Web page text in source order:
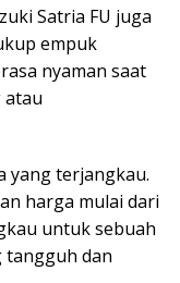
Satria FU juga
empuk
nyaman saat
atau
yang terjangkau.
harga mulai dari
untuk sebuah
dan